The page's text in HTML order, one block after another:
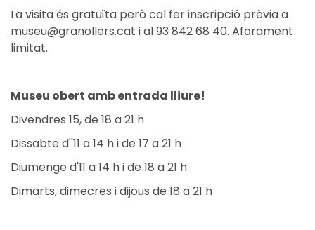
La visita és gratuïta però cal fer inscripció prèvia a
museu@granollers.cat i al 93 842 68 40. Aforament
limitat.
Museu obert amb entrada lliure!
Divendres 15, de 18 a 21 h
Dissabte d''11 a 14 h i de 17 a 21 h
Diumenge d'11 a 14 h i de 18 a 21 h
Dimarts, dimecres i dijous de 18 a 21 h